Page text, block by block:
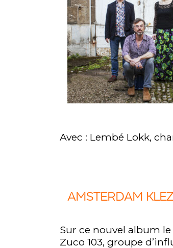
Avec : Lembé Lokk,
AMSTERDAM
Sur ce nouvel album
Zuco 103, groupe